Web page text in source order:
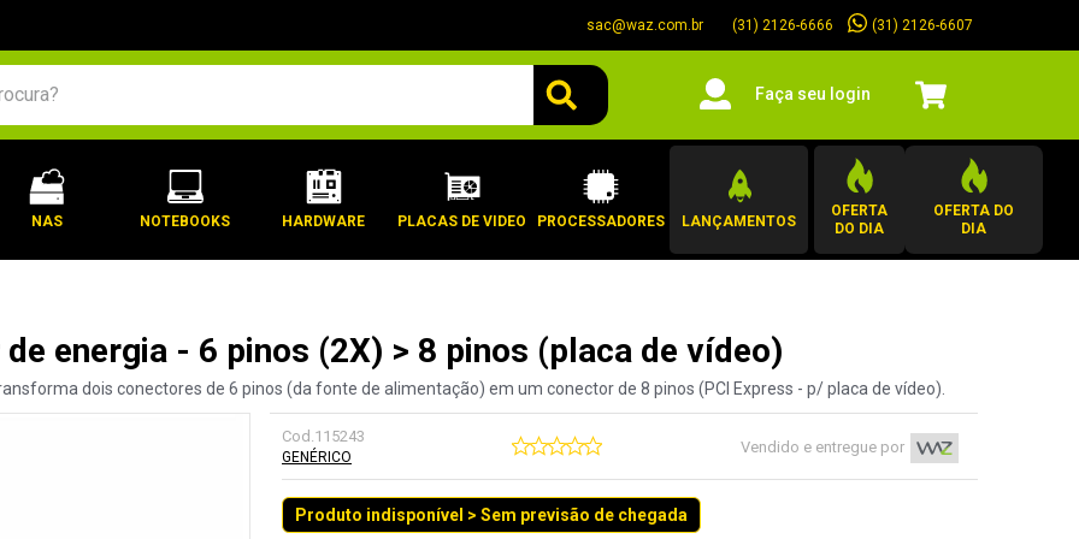
sac@waz.com.br (31) 2126-6666 (31) 2126-6607
Faça seu login
NAS NOTEBOOKS HARDWARE PLACAS DE VIDEO PROCESSADORES LANÇAMENTOS
OFERTA
DO DIA
OFERTA DO
DIA
energia - 6 pinos (2X) > 8 pinos (placa de vídeo)
dois conectores de 6 pinos (da fonte de alimentação) em um conector de 8 pinos (PCI Express - p/ placa de vídeo).
Cod.115243
GENÉRICO
Vendido e entregue por
Produto indisponível > Sem previsão de chegada